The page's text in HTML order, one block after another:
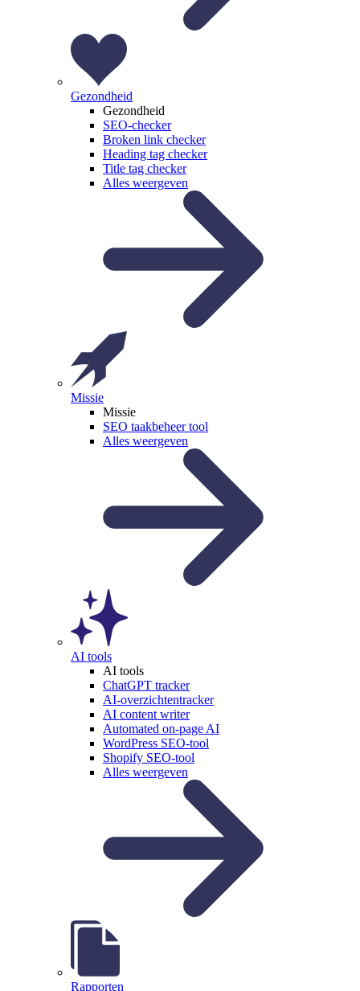
Gezondheid
Gezondheid
SEO-checker
Broken link checker
Heading tag checker
Title tag checker
Alles weergeven
Missie
Missie
SEO taakbeheer tool
Alles weergeven
AI tools
AI tools
ChatGPT tracker
AI-overzichtentracker
AI content writer
Automated on-page AI
WordPress SEO-tool
Shopify SEO-tool
Alles weergeven
Rapporten